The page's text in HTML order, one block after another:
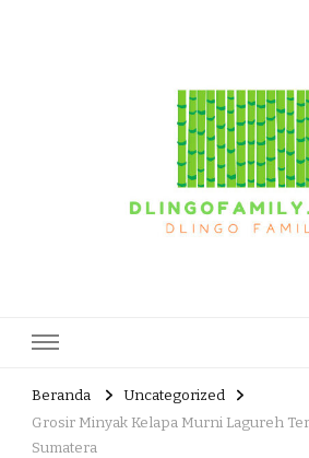
Beranda
Uncategorized
Grosir Minyak Kelapa Murni Lagureh
Sumatera